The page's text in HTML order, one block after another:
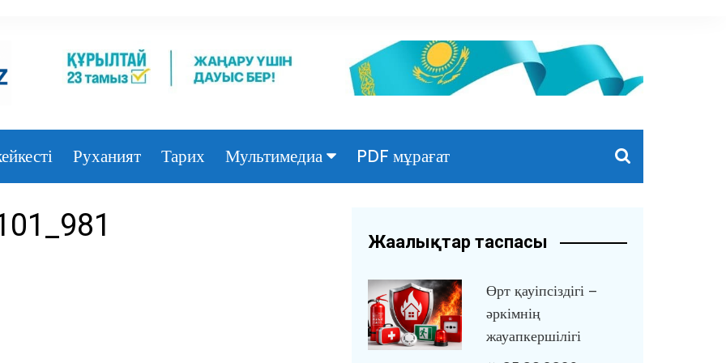
Руханият Тарих Мультимедиа PDF мұрағат
Жаңалықтар таспасы
Өрт қауіпсіздігі –
әркімнің
жауапкершілігі